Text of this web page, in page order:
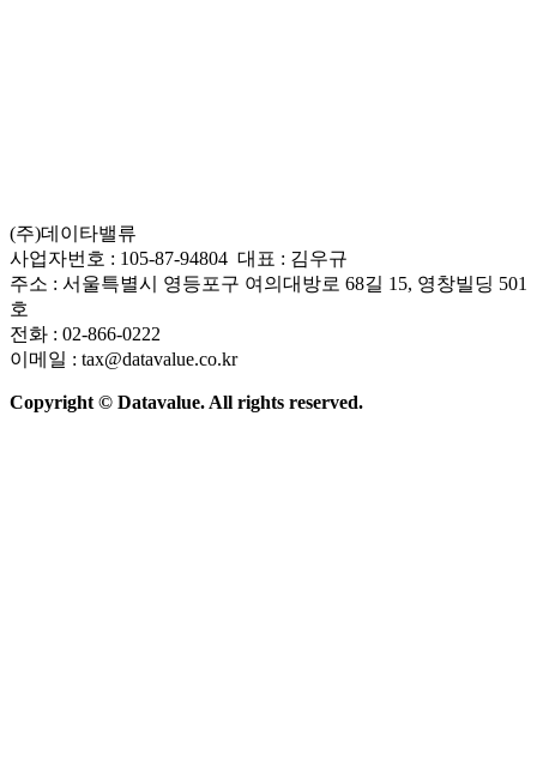
(주)데이타밸류
사업자번호 : 105-87-94804 대표 : 김우규
주소 : 서울특별시 영등포구 여의대방로 68길 15, 영창빌딩 501
호
전화 : 02-866-0222
이메일 : tax@datavalue.co.kr
Copyright © Datavalue. All rights reserved.